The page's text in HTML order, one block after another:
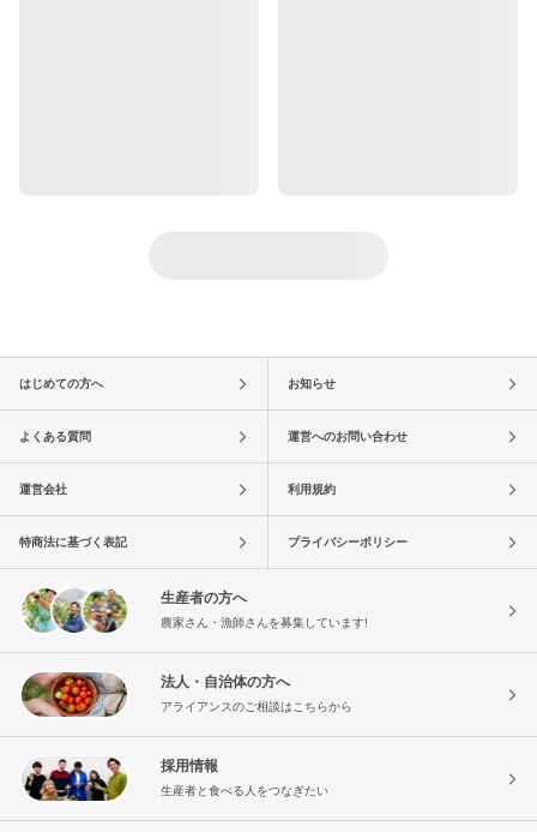
はじめての方へ お知らせ
よくある質問 運営へのお問い合わせ
運営会社 利用規約
特商法に基づく表記 プライバシーポリシー
生産者の方へ
農家さん・漁師さんを募集しています!
法人・自治体の方へ
アライアンスのご相談はこちらから
採用情報
生産者と食べる人をつなぎたい